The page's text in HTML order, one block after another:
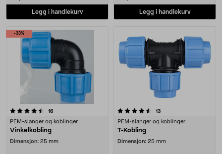
Legg i handlekurv Legg i handlekurv
-33%
16
PEM-slanger og koblinger
Vinkelkobling
Dimensjon: 25 mm
4.5 av 5 stjerner 13
PEM-slanger og koblinger
T-Kobling
Dimensjon: 25 mm